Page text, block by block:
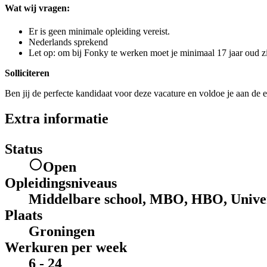
Wat wij vragen:
Er is geen minimale opleiding vereist.
Nederlands sprekend
Let op: om bij Fonky te werken moet je minimaal 17 jaar oud
Solliciteren
Ben jij de perfecte kandidaat voor deze vacature en voldoe je aan
Extra informatie
Status
Open
Opleidingsniveaus
Middelbare school, MBO, HBO,
Plaats
Groningen
Werkuren per week
6 - 24